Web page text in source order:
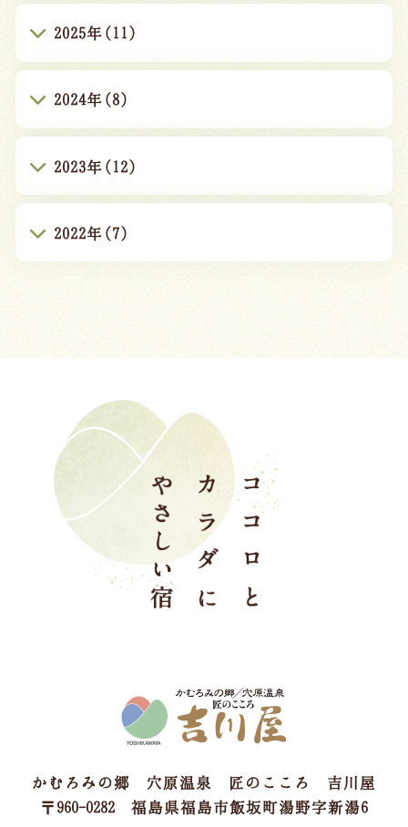
2025年(11)
2024年(8)
2023年(12)
2022年(7)
かむろみの郷 穴原温泉 匠のこころ 吉川屋
〒960-0282 福島県福島市飯坂町湯野字新湯6